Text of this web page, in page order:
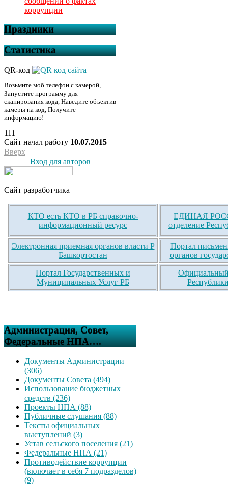
коррупции
Праздники
Статистика
QR-код
Возьмите моб телефон с камерой,
Запустите программу для
сканирования кода, Наведите объектив
камеры на код, Получите
информацию!
111
Сайт начал работу 10.07.2015
Вверх
Вход для авторов
Сайт разработчика
КТО есть КТО в РБ справочно-
информационный ресурс
ЕДИНАЯ
отделение
Электронная приемная органов власти Р
Башкортостан
Портал
органов
Портал Государственных и
Муниципальных Услуг РБ
Официальный
Администрация, Совет,
Федеральные НПА….
Документы Администрации
(306)
Документы Совета (494)
Использование бюджетных
средств (236)
Проекты НПА (88)
Публичные слушания (88)
Тексты официальных
выступлений (3)
Устав сельского поселения (21)
Федеральные НПА (21)
Противодействие коррупции
(включает в себя 7 подразделов)
(9)